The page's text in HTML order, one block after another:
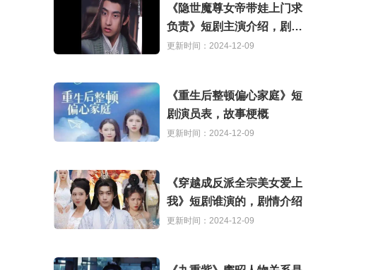
《隐世魔尊女帝带娃上门求
负责》短剧主演介绍，剧情
解析
更新时间：2024-12-09
《重生后整顿偏心家庭》短
剧演员表，故事梗概
更新时间：2024-12-09
《穿越成反派全宗美女爱上
我》短剧谁演的，剧情介绍
更新时间：2024-12-09